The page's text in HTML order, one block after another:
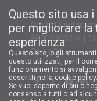
© 2021
80009100274 |
94.11.00
Facebook Unioncamere VenetoTwitter Unioncamere VenetoYoutube Unioncamere Veneto
Linkedin
Questo sito usa
per migliorare la
esperienza
Questo sito, o gli
questo utilizzati, per il
funzionamento si
descritti nella cookie policy.
Se vuoi saperne di più o
consenso a tutti o ad